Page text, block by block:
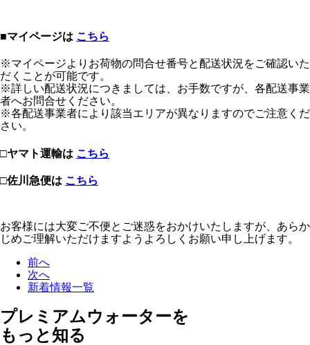
■マイページは こちら
※マイページよりお荷物の問合せ番号と配送状況をご確認いた
だくことが可能です。
※詳しい配送状況につきましては、お手数ですが、各配送事業
者へお問合せください。
※各配送事業者により該当エリアが異なりますのでご注意くだ
さい。
□ヤマト運輸は こちら
□佐川急便は こちら
お客様には大変ご不便とご迷惑をおかけいたしますが、あらか
じめご理解いただけますようよろしくお願い申し上げます。
前へ
次へ
新着情報一覧
プレミアムウォーターを
もっと知る